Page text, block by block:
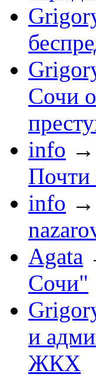
Сочи
info →
Почти
info →
Agata
Сочи"
и
ЖКХ